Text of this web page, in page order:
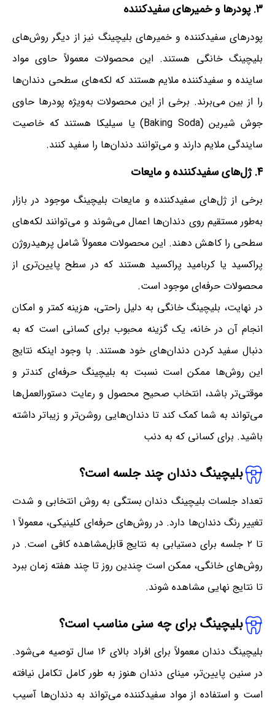
۳. پودرها و خمیرهای سفیدکننده
پودرهای سفیدکننده و خمیرهای بلیچینگ نیز از دیگر روش‌های
بلیچینگ خانگی هستند. این محصولات معمولاً حاوی مواد
ساینده و سفیدکننده ملایم هستند که لکه‌های سطحی دندان‌ها
را از بین می‌برند. برخی از این محصولات به‌ویژه پودرها حاوی
جوش شیرین (Baking Soda) یا سیلیکا هستند که خاصیت
سایندگی ملایم دارند و می‌توانند دندان‌ها را سفید کنند.
۴. ژل‌های سفیدکننده و مایعات
برخی از ژل‌های سفیدکننده و مایعات بلیچینگ موجود در بازار
به‌طور مستقیم روی دندان‌ها اعمال می‌شوند و می‌توانند لکه‌های
سطحی را کاهش دهند. این محصولات معمولاً شامل پرهیدروژن
پراکسید یا کربامید پراکسید هستند که در سطح پایین‌تری از
محصولات حرفه‌ای موجود است.
در نهایت، بلیچینگ خانگی به دلیل راحتی، هزینه کمتر و امکان
انجام آن در خانه، یک گزینه محبوب برای کسانی است که به
دنبال سفید کردن دندان‌های خود هستند. با وجود اینکه نتایج
این روش‌ها ممکن است نسبت به بلیچینگ حرفه‌ای کندتر و
موقتی‌تر باشد، انتخاب صحیح محصول و رعایت دستورالعمل‌ها
می‌تواند به شما کمک کند تا دندان‌هایی روشن‌تر و زیباتر داشته
باشید. برای کسانی که به دنب
بلیچینگ دندان چند جلسه است؟
تعداد جلسات بلیچینگ دندان بستگی به روش انتخابی و شدت
تغییر رنگ دندان‌ها دارد. در روش‌های حرفه‌ای کلینیکی، معمولاً ۱
تا ۲ جلسه برای دستیابی به نتایج قابل‌مشاهده کافی است. در
روش‌های خانگی، ممکن است چندین روز تا چند هفته زمان ببرد
تا نتایج نهایی مشاهده شوند.
بلیچینگ برای چه سنی مناسب است؟
بلیچینگ دندان معمولاً برای افراد بالای ۱۶ سال توصیه می‌شود.
در سنین پایین‌تر، مینای دندان هنوز به طور کامل تکامل نیافته
است و استفاده از مواد سفیدکننده می‌تواند به دندان‌ها آسیب